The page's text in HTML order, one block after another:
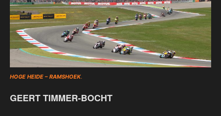
HOGE HEIDE – RAMSHOEK.
GEERT TIMMER-BOCHT